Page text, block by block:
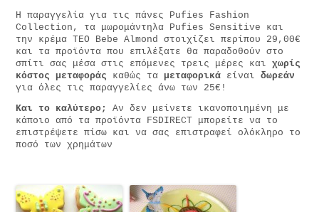
Η παραγγελία για τις πάνες Pufies Fashion
Collection, τα μωρομάντηλα Pufies Sensitive και
την κρέμα ΤΕΟ Bebe Almond στοιχίζει περίπου 29,00€
και τα προϊόντα που επιλέξατε θα παραδοθούν στο
σπίτι σας μέσα στις επόμενες τρεις μέρες καιχωρίς
κόστος μεταφοράς καθώς ταμεταφορικά είναιδωρεάν
για όλες τις παραγγελίες άνω των 25€!
Και το καλύτερο;
Αν δεν μείνετε ικανοποιημένη με
κάποιο από τα προϊόντα FSDIRECT μπορείτε να το
επιστρέψετε πίσω και να σας επιστραφεί ολόκληρο το
ποσό των χρημάτων